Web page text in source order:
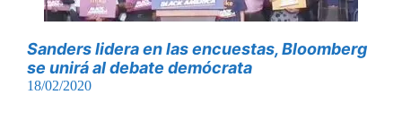
Sanders lidera en las encuestas, Bloomberg
se unirá al debate demócrata
18/02/2020